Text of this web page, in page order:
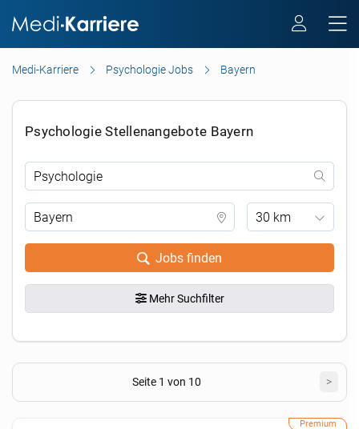
Medi-Karriere Psychologie Jobs Bayern
Psychologie Stellenangebote Bayern
30 km
Jobs finden
Mehr Suchfilter
Seite 1 von 10 >